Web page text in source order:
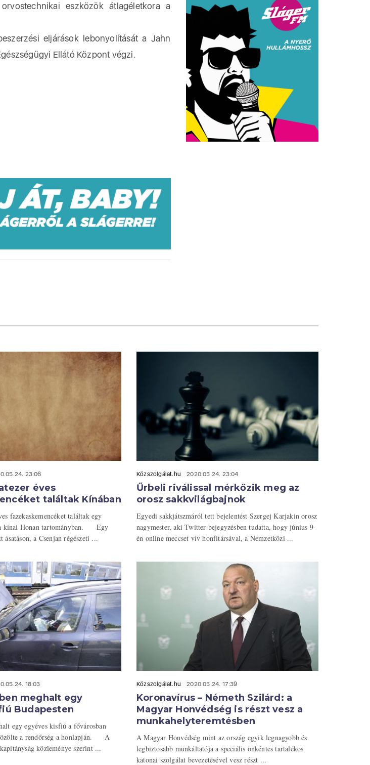
eszközök átlagéletkora a
eljárások lebonyolítását a Jahn
Ellátó Központ végzi.
23:06
éves
találtak Kínában
fazekaskemencéket találtak egy
a kínai Honan tartományban. Egy
a Csenjan régészeti ...
Közszolgálat.hu 2020.05.24. 23:04
Űrbeli riválissal mérkőzik meg az
orosz sakkvilágbajnok
Egyedi sakkjátszmáról tett bejelentést Szergej Karjakin orosz
nagymester, aki Twitter-bejegyzésben tudatta, hogy június 9-
én online meccset vív honfitársával, a Nemzetközi ...
18:03
meghalt egy
Budapesten
egy egyéves kisfiú a fővárosban
a rendőrség a honlapján. A
közleménye szerint ...
Közszolgálat.hu 2020.05.24. 17:39
Koronavírus – Németh Szilárd: a
Magyar Honvédség is részt vesz a
munkahelyteremtésben
A Magyar Honvédség mint az ország egyik legnagyobb és
legbiztosabb munkáltatója a speciális önkéntes tartalékos
katonai szolgálat bevezetésével vesz részt ...